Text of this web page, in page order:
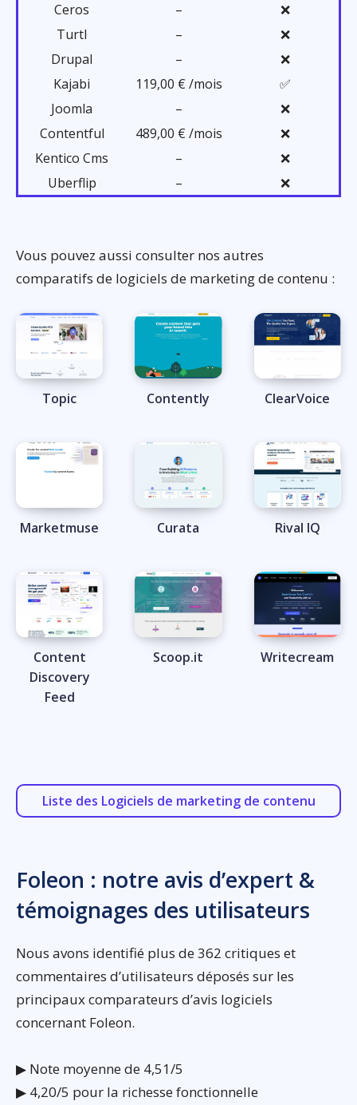
Ceros –
❌
Turtl
–
❌
Drupal
–
❌
Kajabi
119,00 € /mois
✅
Joomla
–
❌
Contentful
489,00 € /mois
❌
Kentico Cms
–
❌
Uberflip
– ❌
Vous pouvez aussi consulter nos autres
comparatifs de logiciels de marketing de contenu :
Topic Contently ClearVoice
Marketmuse Curata Rival IQ
Content
Discovery
Feed
Scoop.it Writecream
Liste des Logiciels de marketing de contenu
Foleon : notre avis d’expert &
témoignages des utilisateurs
Nous avons identifié plus de 362 critiques et
commentaires d’utilisateurs déposés sur les
principaux comparateurs d’avis logiciels
concernant Foleon.
▶ Note moyenne de 4,51/5
▶ 4,20/5 pour la richesse fonctionnelle